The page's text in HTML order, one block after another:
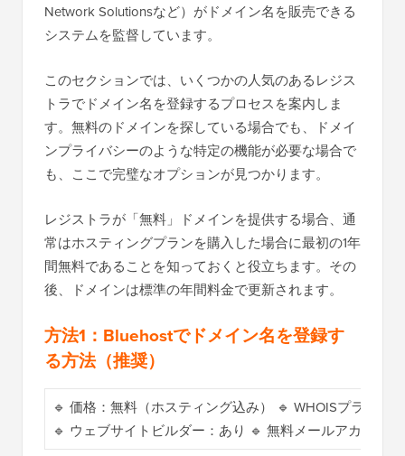
Network Solutionsなど）がドメイン名を販売できる
システムを監督しています。
このセクションでは、いくつかの人気のあるレジス
トラでドメイン名を登録するプロセスを案内しま
す。無料のドメインを探している場合でも、ドメイ
ンプライバシーのような特定の機能が必要な場合で
も、ここで完璧なオプションが見つかります。
レジストラが「無料」ドメインを提供する場合、通
常はホスティングプランを購入した場合に最初の1年
間無料であることを知っておくと役立ちます。その
後、ドメインは標準の年間料金で更新されます。
方法1：Bluehostでドメイン名を登録す
る方法（推奨）
🔹 価格：無料（ホスティング込み） 🔹 WHOISプライバ
🔹 ウェブサイトビルダー：あり 🔹 無料メールアカウン